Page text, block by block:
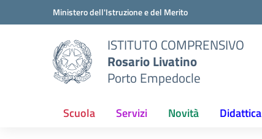
Vai ai contenuti
Vai al menu di navigazioneMinistero dell'Istruzione e del Merito
ISTITUTO COMPRENSIVO
Rosario Livatino
Porto Empedocle
Scuola Servizi Novità Didattica